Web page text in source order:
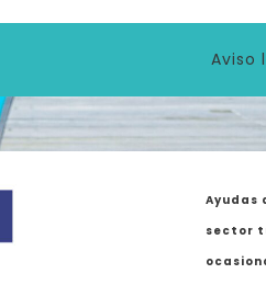
Aviso
Ayudas
sector